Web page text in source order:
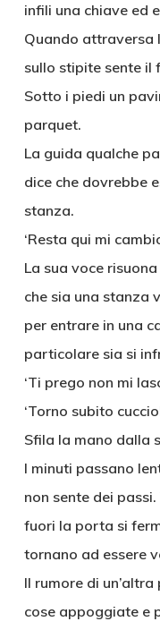
infili una chiave ed
Quando attraversa
sullo stipite sente il
Sotto i piedi un
parquet.
La guida qualche
dice che dovrebbe
stanza.
‘Resta qui mi
La sua voce
che sia una stanza
per entrare in una
particolare sia si
‘Ti prego non mi
‘Torno subito
Sfila la mano dalla
I minuti passano
non sente dei
fuori la porta si
tornano ad essere
Il rumore di
cose appoggiate e